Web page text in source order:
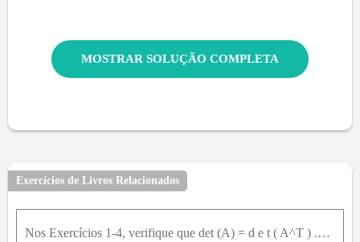
MOSTRAR SOLUÇÃO COMPLETA
Exercícios de Livros Relacionados
Nos Exercícios 1-4, verifique que det (A) = d e t ( A^T ) .3.A = [[[2,-,1,,,,3],[1,,,,2,,,,4],[5,-,3,,,,6]]]